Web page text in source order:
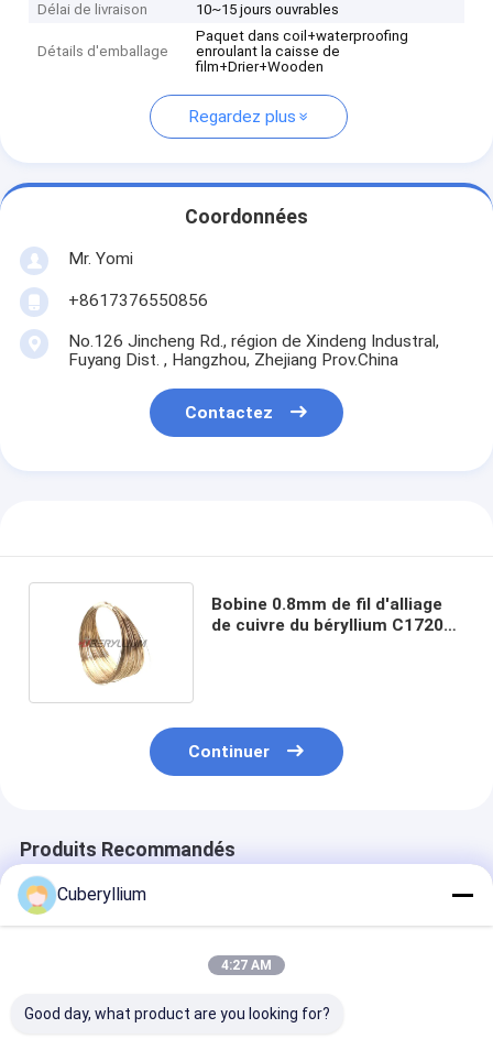
Délai de livraison 10~15 jours ouvrables
Détails d'emballage
Paquet dans coil+waterproofing
enroulant la caisse de
film+Drier+Wooden
Regardez plus
Coordonnées
Mr. Yomi
+8617376550856
No.126 Jincheng Rd., région de Xindeng Industral,
Fuyang Dist. , Hangzhou, Zhejiang Prov.China
Contactez
Bobine 0.8mm de fil d'alliage
de cuivre du béryllium C17200
Continuer
Produits Recommandés
Cuberyllium
4:27 AM
Good day, what product are you looking for?